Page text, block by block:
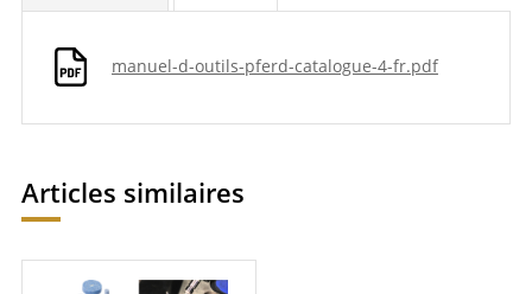
manuel-d-outils-pferd-catalogue-4-fr.pdf
Articles similaires